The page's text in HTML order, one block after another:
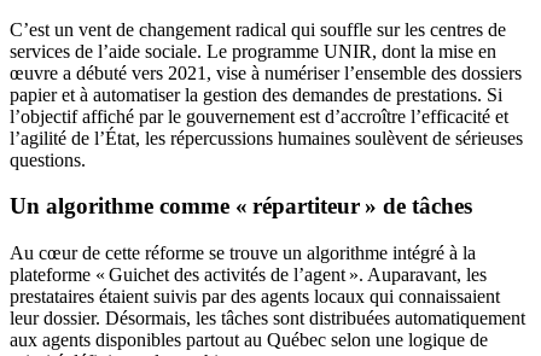
C’est un vent de changement radical qui souffle sur les centres de
services de l’aide sociale. Le programme UNIR, dont la mise en
œuvre a débuté vers 2021, vise à numériser l’ensemble des dossiers
papier et à automatiser la gestion des demandes de prestations. Si
l’objectif affiché par le gouvernement est d’accroître l’efficacité et
l’agilité de l’État, les répercussions humaines soulèvent de sérieuses
questions.
Un algorithme comme « répartiteur » de tâches
Au cœur de cette réforme se trouve un algorithme intégré à la
plateforme « Guichet des activités de l’agent ». Auparavant, les
prestataires étaient suivis par des agents locaux qui connaissaient
leur dossier. Désormais, les tâches sont distribuées automatiquement
aux agents disponibles partout au Québec selon une logique de